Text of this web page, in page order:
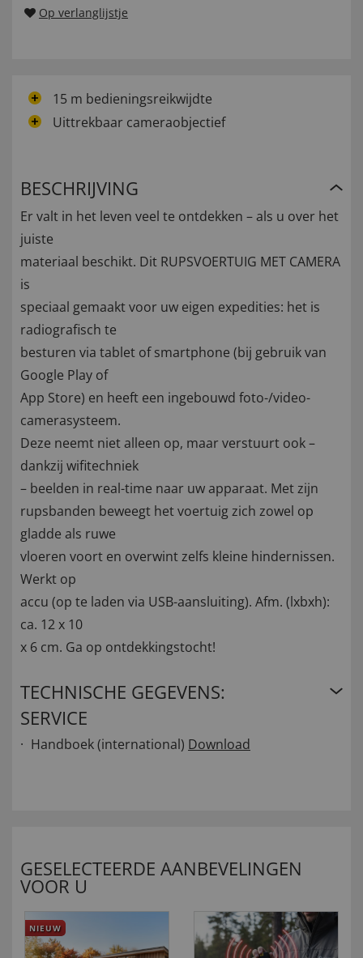
Op verlanglijstje
15 m bedieningsreikwijdte
Uittrekbaar cameraobjectief
BESCHRIJVING
Er valt in het leven veel te ontdekken – als u over het
juiste
materiaal beschikt. Dit RUPSVOERTUIG MET CAMERA
is
speciaal gemaakt voor uw eigen expedities: het is
radiografisch te
besturen via tablet of smartphone (bij gebruik van
Google Play of
App Store) en heeft een ingebouwd foto-/video-
camerasysteem.
Deze neemt niet alleen op, maar verstuurt ook –
dankzij wifitechniek
– beelden in real-time naar uw apparaat. Met zijn
rupsbanden beweegt het voertuig zich zowel op
gladde als ruwe
vloeren voort en overwint zelfs kleine hindernissen.
Werkt op
accu (op te laden via USB-aansluiting). Afm. (lxbxh):
ca. 12 x 10
x 6 cm. Ga op ontdekkingstocht!
TECHNISCHE GEGEVENS:
SERVICE
Handboek (international) Download
GESELECTEERDE AANBEVELINGEN
VOOR U
NIEUW